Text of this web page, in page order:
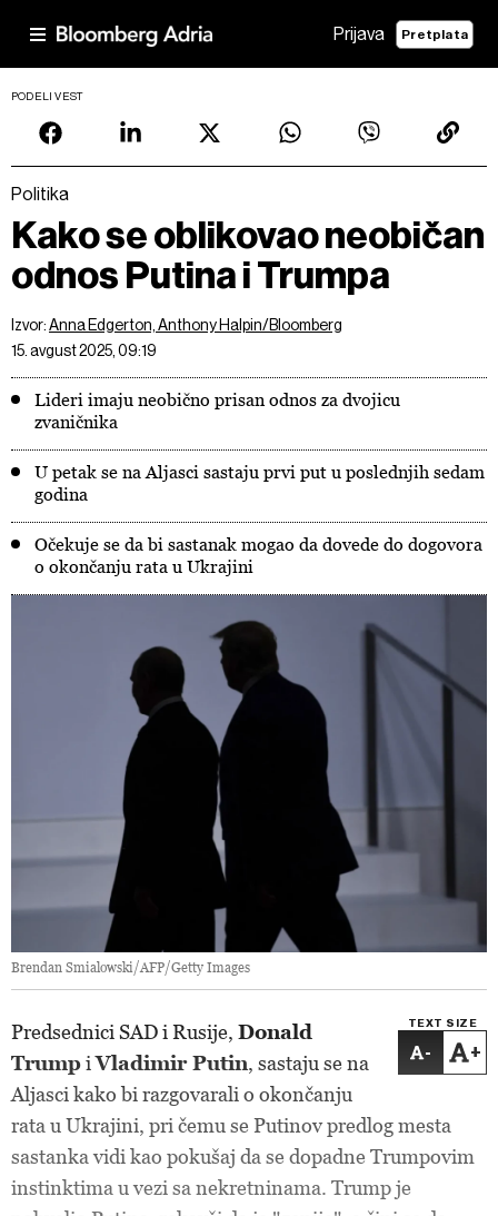
Prijava Pretplata
PODELI VEST
Politika
Kako se oblikovao neobičan
odnos Putina i Trumpa
Izvor:Anna Edgerton, Anthony Halpin/Bloomberg
15. avgust 2025, 09:19
Lideri imaju neobično prisan odnos za dvojicu
zvaničnika
U petak se na Aljasci sastaju prvi put u poslednjih sedam
godina
Očekuje se da bi sastanak mogao da dovede do dogovora
o okončanju rata u Ukrajini
Brendan Smialowski/AFP/Getty Images
TEXT SIZE
- +
Predsednici SAD i Rusije, Donald
TrumpiVladimir Putin, sastaju se na
Aljasci kako bi razgovarali o okončanju
rata u Ukrajini, pri čemu se Putinov predlog mesta
sastanka vidi kao pokušaj da se dopadne Trumpovim
instinktima u vezi sa nekretninama. Trump je